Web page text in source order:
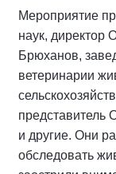
Мероприятие
наук, директор
Брюханов,
ветеринарии
и другие. Они
обследовать